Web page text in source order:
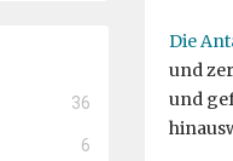
36
6
Die
und
und